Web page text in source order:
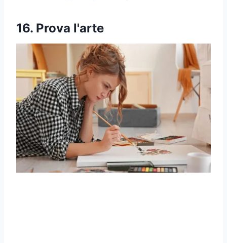
16. Prova l'arte